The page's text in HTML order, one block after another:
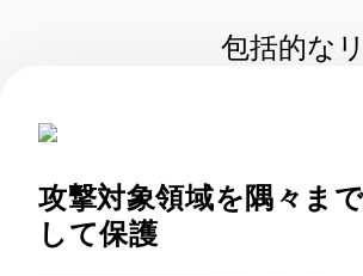
包括的な
攻撃対象領域を隅々ま
して保護